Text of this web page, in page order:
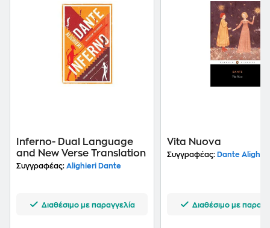
Inferno- Dual Language
and New Verse Translation
Συγγραφέας: Alighieri Dante
Διαθέσιμο με παραγγελία
Vita Nuova
Συγγραφέας: Dante
Διαθέσιμο με